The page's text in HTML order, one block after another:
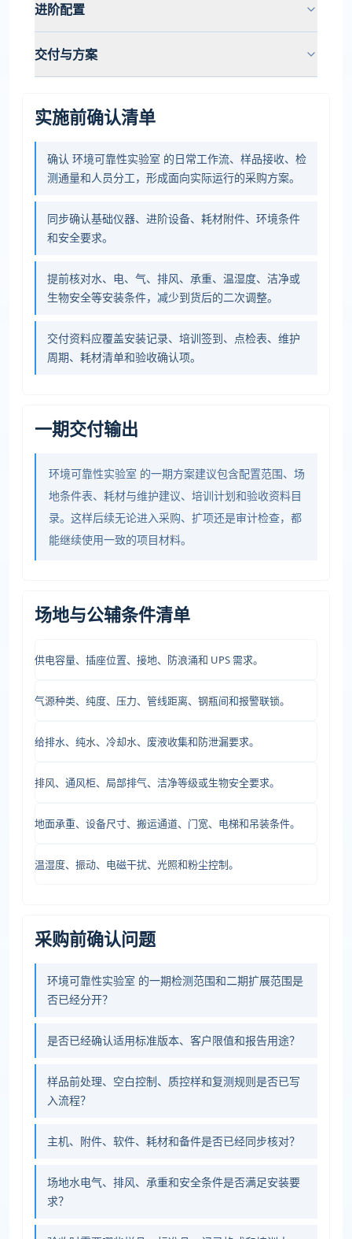
进阶配置
交付与方案
实施前确认清单
确认 环境可靠性实验室 的日常工作流、样品接收、检
测通量和人员分工，形成面向实际运行的采购方案。
同步确认基础仪器、进阶设备、耗材附件、环境条件
和安全要求。
提前核对水、电、气、排风、承重、温湿度、洁净或
生物安全等安装条件，减少到货后的二次调整。
交付资料应覆盖安装记录、培训签到、点检表、维护
周期、耗材清单和验收确认项。
一期交付输出
环境可靠性实验室 的一期方案建议包含配置范围、场
地条件表、耗材与维护建议、培训计划和验收资料目
录。这样后续无论进入采购、扩项还是审计检查，都
能继续使用一致的项目材料。
场地与公辅条件清单
供电容量、插座位置、接地、防浪涌和 UPS 需求。
气源种类、纯度、压力、管线距离、钢瓶间和报警联锁。
给排水、纯水、冷却水、废液收集和防泄漏要求。
排风、通风柜、局部排气、洁净等级或生物安全要求。
地面承重、设备尺寸、搬运通道、门宽、电梯和吊装条件。
温湿度、振动、电磁干扰、光照和粉尘控制。
采购前确认问题
环境可靠性实验室 的一期检测范围和二期扩展范围是
否已经分开？
是否已经确认适用标准版本、客户限值和报告用途？
样品前处理、空白控制、质控样和复测规则是否已写
入流程？
主机、附件、软件、耗材和备件是否已经同步核对？
场地水电气、排风、承重和安全条件是否满足安装要
求？